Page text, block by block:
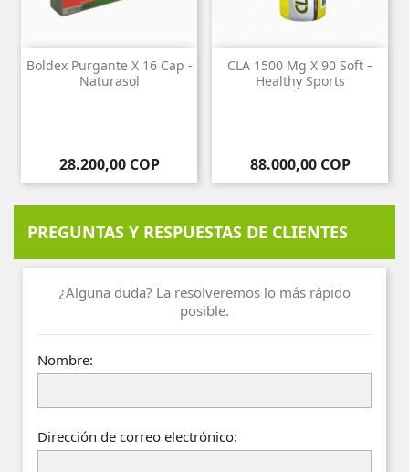
Boldex Purgante X 16 Cap -
Naturasol
Precio
28.200,00 COP
CLA 1500 Mg X 90 Soft –
Healthy Sports
Precio
88.000,00 COP
PREGUNTAS Y RESPUESTAS DE CLIENTES
¿Alguna duda? La resolveremos lo más rápido
posible.
Nombre:
Dirección de correo electrónico: